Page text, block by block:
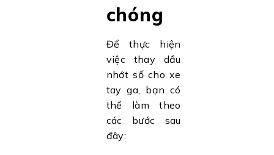
chóng
Để thực hiện
việc thay dầu
nhớt số cho xe
tay ga, bạn có
thể làm theo
các bước sau
đây: